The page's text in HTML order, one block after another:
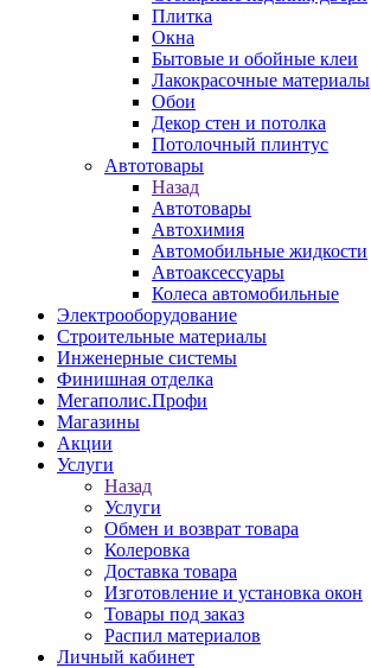
Плитка
Окна
Бытовые и обойные клеи
Лакокрасочные материалы
Обои
Декор стен и потолка
Потолочный плинтус
Автотовары
Назад
Автотовары
Автохимия
Автомобильные жидкости
Автоаксессуары
Колеса автомобильные
Электрооборудование
Строительные материалы
Инженерные системы
Финишная отделка
Мегаполис.Профи
Магазины
Акции
Услуги
Назад
Услуги
Обмен и возврат товара
Колеровка
Доставка товара
Изготовление и установка окон
Товары под заказ
Распил материалов
Личный кабинет